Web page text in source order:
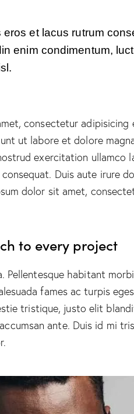
eros et lacus rutrum
enim condimentum,
consectetur adipisicing
ut labore et dolore
exercitation ullamco
Duis aute irure
dolor sit amet,
to every project
Pellentesque habitant
fames ac turpis
tristique, justo elit
ante. Duis id mi